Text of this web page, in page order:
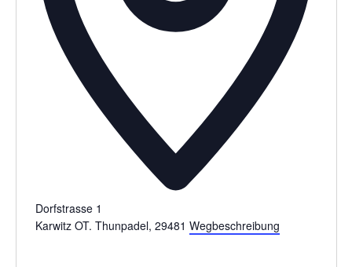
Dorfstrasse 1
Karwitz OT. Thunpadel, 29481 Wegbeschreibung